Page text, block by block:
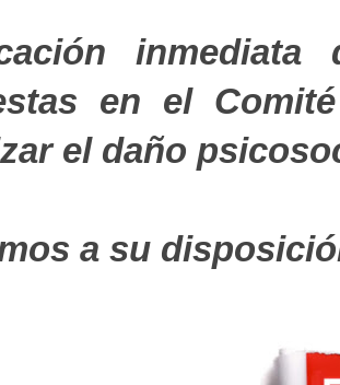
inmediata
en el
el daño
a su